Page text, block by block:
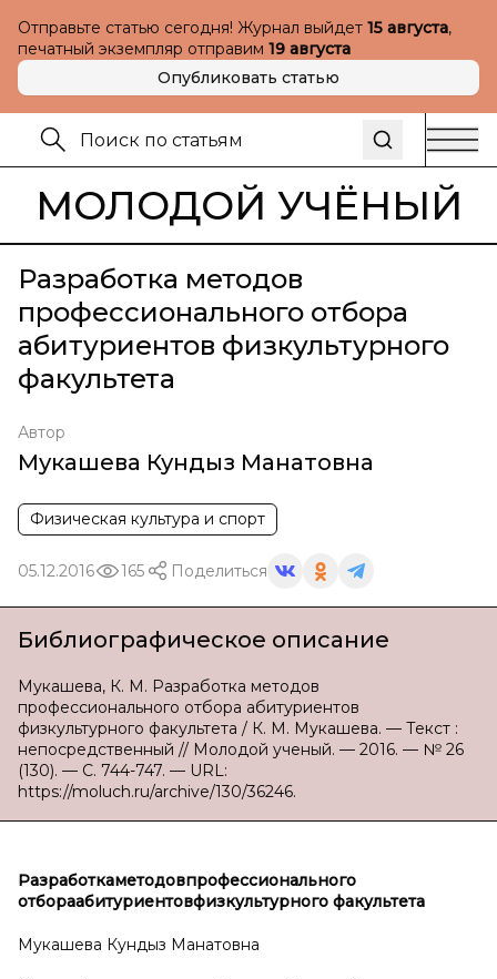
Отправьте статью сегодня! Журнал выйдет 15 августа,
печатный экземпляр отправим 19 августа
Опубликовать статью
МОЛОДОЙ УЧЁНЫЙ
Разработка методов
профессионального отбора
абитуриентов физкультурного
факультета
Автор
Мукашева Кундыз Манатовна
Физическая культура и спорт
05.12.2016 165 Поделиться
Библиографическое описание
Мукашева, К. М. Разработка методов
профессионального отбора абитуриентов
физкультурного факультета / К. М. Мукашева. — Текст :
непосредственный // Молодой ученый. — 2016. — № 26
(130). — С. 744-747. — URL:
https://moluch.ru/archive/130/36246.
Разработкаметодовпрофессионального
отбораабитуриентовфизкультурного факультета
Мукашева Кундыз Манатовна